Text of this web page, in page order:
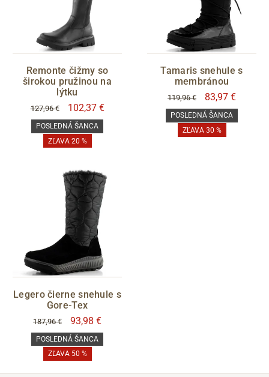
Remonte čižmy so
širokou pružinou na
lýtku
127,96 € 102,37 €
POSLEDNÁ ŠANCA
ZĽAVA 20 %
Tamaris snehule s
membránou
119,96 € 83,97 €
POSLEDNÁ ŠANCA
ZĽAVA 30 %
Legero čierne snehule s
Gore-Tex
187,96 € 93,98 €
POSLEDNÁ ŠANCA
ZĽAVA 50 %